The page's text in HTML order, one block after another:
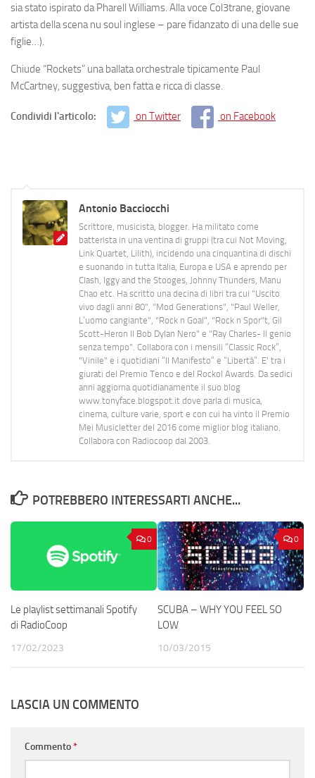
sia stato ispirato da Pharell Williams. Alla voce Col3trane, giovane
artista della scena nu soul inglese – pare fidanzato di una delle sue
figlie…).
Chiude “Rockets” una ballata orchestrale tipicamente Paul
McCartney, suggestiva, ben fatta e ricca di classe.
Condividi l'articolo: on Twitter on Facebook
Antonio Bacciocchi
Scrittore, musicista, blogger. Ha militato come
batterista in una ventina di gruppi (tra cui Not Moving,
Link Quartet, Lilith), incidendo una cinquantina di dischi
e suonando in tutta Italia, Europa e USA e aprendo per
Clash, Iggy and the Stooges, Johnny Thunders, Manu
Chao etc. Ha scritto una decina di libri tra cui "Uscito
vivo dagli anni 80", "Mod Generations", "Paul Weller,
L’uomo cangiante", "Rock n Goal", "Rock n Spor"t, Gil
Scott-Heron Il Bob Dylan Nero" e "Ray Charles- Il genio
senza tempo". Collabora con i mensili “Classic Rock”,
"Vinile" e i quotidiani “Il Manifesto” e “Libertà”. E' tra i
giurati del Premio Tenco e del Rockol Awards. Da sedici
anni aggiorna quotidianamente il suo blog
www.tonyface.blogspot.it dove parla di musica,
cinema, culture varie, sport e con cui ha vinto il Premio
Mei Musicletter del 2016 come miglior blog italiano.
Collabora con Radiocoop dal 2003.
POTREBBERO INTERESSARTI ANCHE...
0
Le playlist settimanali Spotify
di RadioCoop
17/02/2023
0
SCUBA – WHY YOU FEEL SO
LOW
10/03/2015
LASCIA UN COMMENTO
Commento*